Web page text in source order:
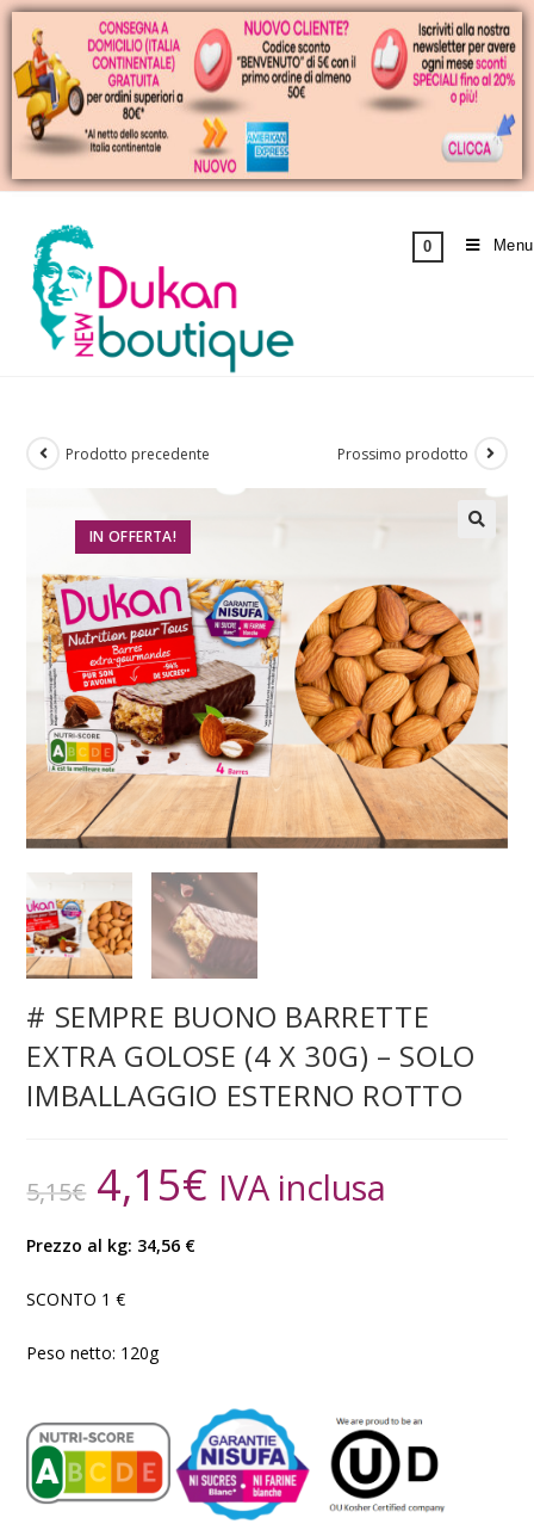
0 Menu
IN OFFERTA!
Prodotto precedente Prossimo prodotto
# SEMPRE BUONO BARRETTE
EXTRA GOLOSE (4 X 30G) – SOLO
IMBALLAGGIO ESTERNO ROTTO
5,15€ 4,15€ IVA inclusa
Prezzo al kg: 34,56 €
SCONTO 1 €
Peso netto: 120g